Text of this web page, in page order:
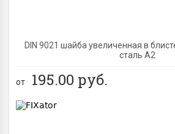
DIN 9021 шайба увеличенная в
сталь A2
от 195.00 руб.